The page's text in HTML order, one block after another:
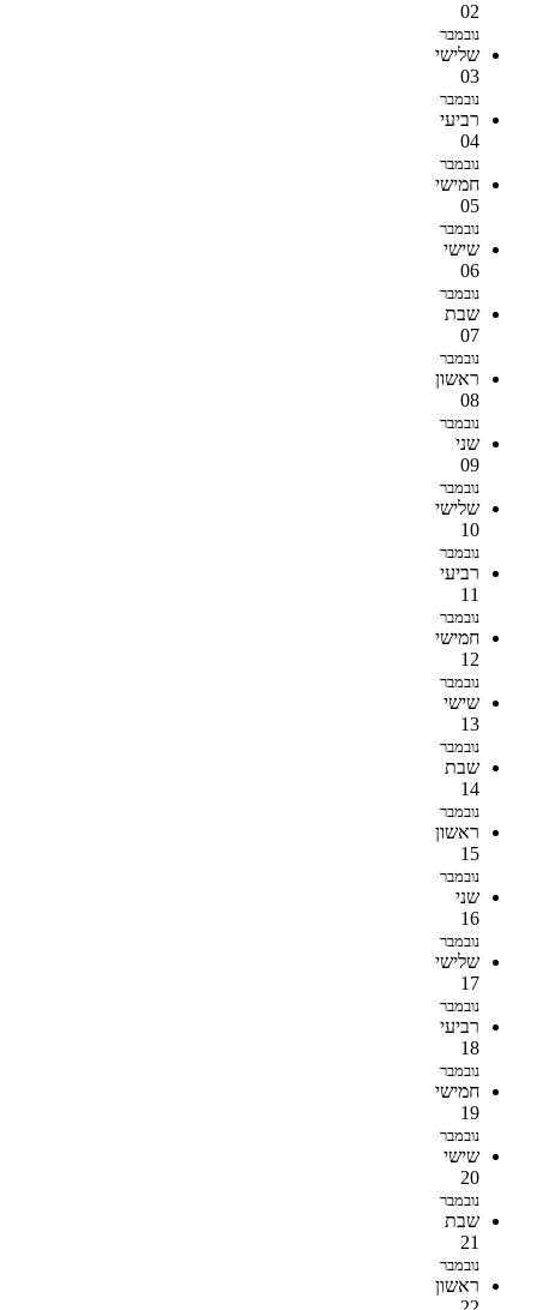
02
נובמבר
שלישי
03
נובמבר
רביעי
04
נובמבר
חמישי
05
נובמבר
שישי
06
נובמבר
שבת
07
נובמבר
ראשון
08
נובמבר
שני
09
נובמבר
שלישי
10
נובמבר
רביעי
11
נובמבר
חמישי
12
נובמבר
שישי
13
נובמבר
שבת
14
נובמבר
ראשון
15
נובמבר
שני
16
נובמבר
שלישי
17
נובמבר
רביעי
18
נובמבר
חמישי
19
נובמבר
שישי
20
נובמבר
שבת
21
נובמבר
ראשון